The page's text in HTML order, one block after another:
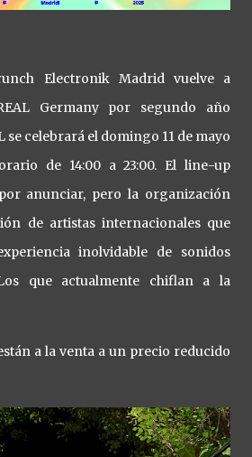
Electronik Madrid vuelve a
Germany por segundo año
se celebrará el domingo 11 de mayo
de 14:00 a 23:00. El line-up
anunciar, pero la organización
de artistas internacionales que
inolvidable de sonidos
que actualmente chiflan a la
a la venta a un precio reducido